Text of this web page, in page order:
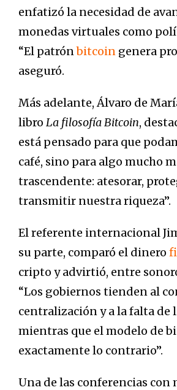
enfatizó la necesidad de
monedas virtuales como
“El patrónbitcoin genera
aseguró.
Más adelante, Álvaro de
libro La filosofía Bitcoin,
está pensado para que
café, sino para algo mucho
trascendente: atesorar,
transmitir nuestra riqueza”.
El referente internacional
su parte, comparó el dinero
cripto y advirtió, entre
“Los gobiernos tienden al
centralización y a la falta de
mientras que el modelo de
exactamente lo contrario”.
Una de las conferencias con